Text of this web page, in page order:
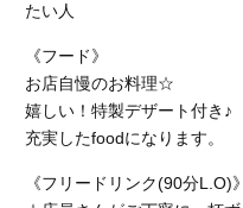
たい人
《フード》
お店自慢のお料理☆
嬉しい！特製デザート付き♪
充実したfoodになります。
《フリードリンク(90分L.O)》